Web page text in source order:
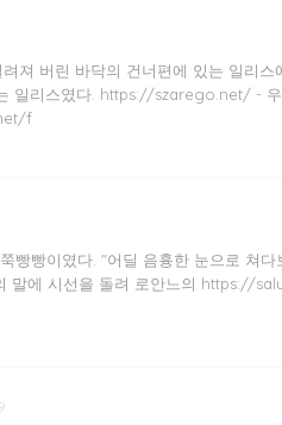
져 버린 바닥의 건너편에 있는 일리
일리스였다. https://szarego.net/
f
빵빵이였다. "어딜 음흉한 눈으로 쳐
말에 시선을 돌려 로안느의